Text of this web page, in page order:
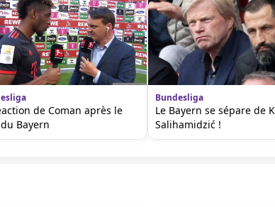
de Coman après le
Bayern
Bundesliga
Le Bayern se sépare de
Salihamidzić !